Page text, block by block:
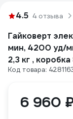
4.5 4 отзыва
Гайковерт
мин, 4200 уд/
2,3 кг ,
Код товара:
6 960